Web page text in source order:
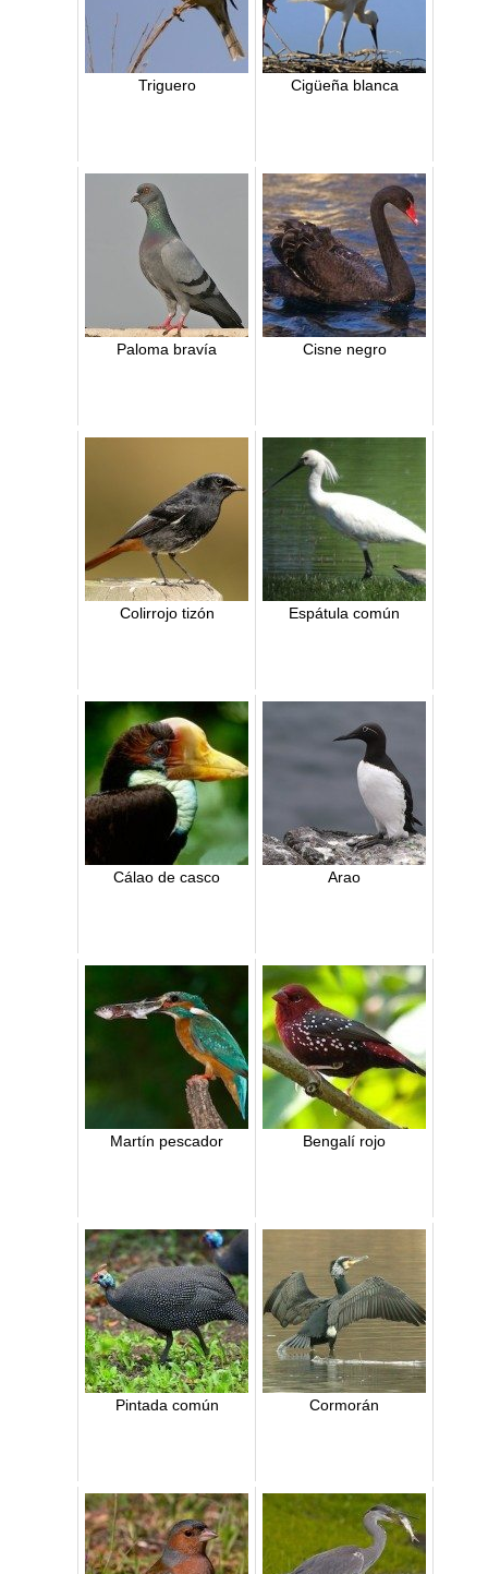
Triguero Cigüeña blanca
Paloma bravía Cisne negro
Colirrojo tizón Espátula común
Cálao de casco Arao
Martín pescador Bengalí rojo
Pintada común Cormorán